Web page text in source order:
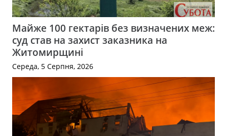
Майже 100 гектарів без визначених меж:
суд став на захист заказника на
Житомирщині
Середа, 5 Серпня, 2026